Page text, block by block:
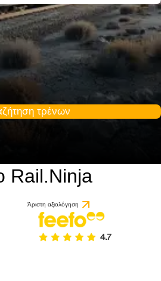
τρένων
Rail.Ninja
Άριστη αξιολόγηση